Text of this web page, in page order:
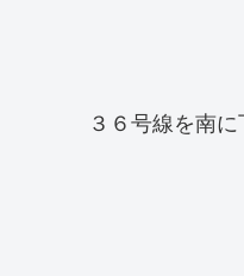
３６号線を南